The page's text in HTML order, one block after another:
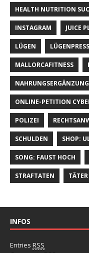
HEALTH NUTRITION
INSTAGRAM JUICE
LÜGEN
MALLORCAFITNESS
ONLINE-PETITION
POLIZEI
SCHULDEN SHOP:
SONG: FAUST HOCH
STRAFTATEN TÄTER
INFOS
Entries RSS